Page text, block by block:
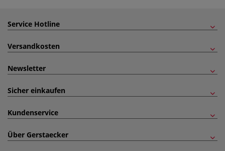
Service Hotline
Versandkosten
Newsletter
Sicher einkaufen
Kundenservice
Über Gerstaecker